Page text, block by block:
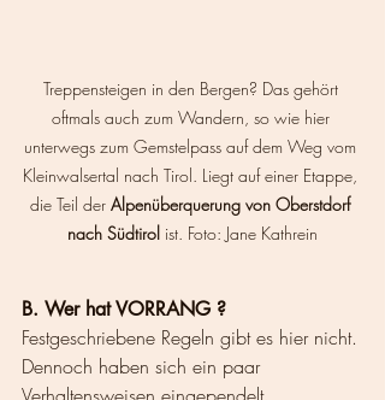
Treppensteigen in den Bergen? Das gehört
oftmals auch zum Wandern, so wie hier
unterwegs zum Gemstelpass auf dem Weg vom
Kleinwalsertal nach Tirol. Liegt auf einer Etappe,
die Teil der Alpenüberquerung von Oberstdorf
nach Südtirol ist. Foto: Jane Kathrein
B. Wer hat VORRANG ?
Festgeschriebene Regeln gibt es hier nicht.
Dennoch haben sich ein paar